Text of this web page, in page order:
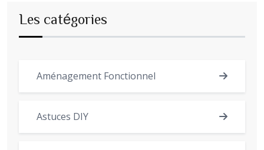
Les catégories
Aménagement Fonctionnel
Astuces DIY